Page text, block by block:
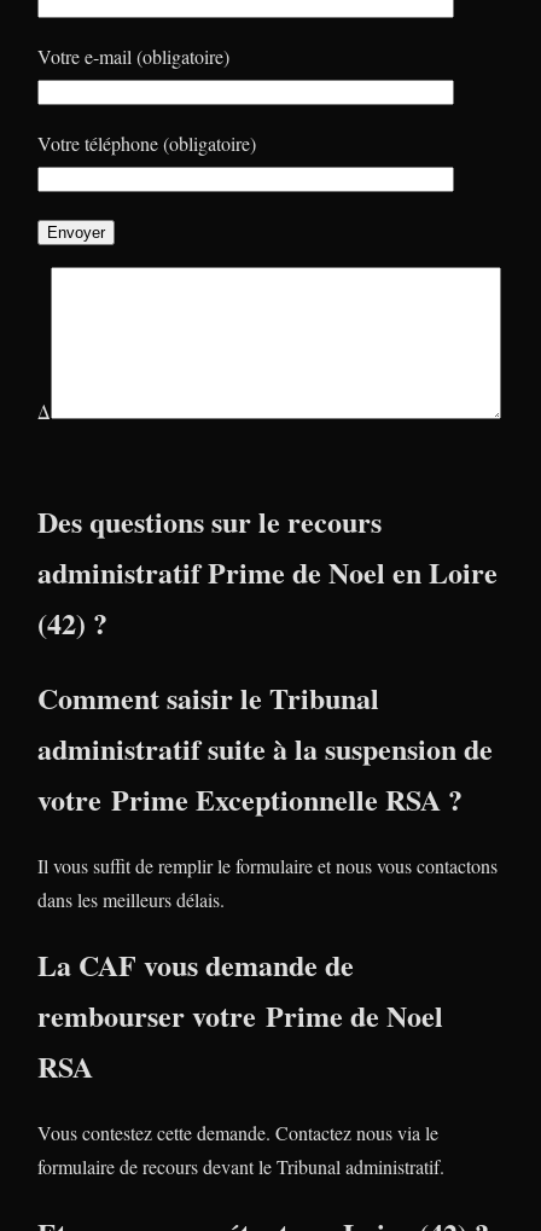
Votre e-mail (obligatoire)
Votre téléphone (obligatoire)
Δ
Des questions sur le recours
administratif Prime de Noel en Loire
(42) ?
Comment saisir le Tribunal
administratif suite à la suspension de
votre Prime Exceptionnelle RSA ?
Il vous suffit de remplir le formulaire et nous vous contactons
dans les meilleurs délais.
La CAF vous demande de
rembourser votre Prime de Noel
RSA
Vous contestez cette demande. Contactez nous via le
formulaire de recours devant le Tribunal administratif.